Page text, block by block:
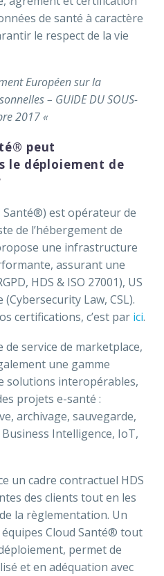
de santé à caractère
le respect de la vie
Européen sur la
– GUIDE DU SOUS-
2017 «
peut
le déploiement de
Santé®) est opérateur de
de l’hébergement de
une infrastructure
assurant une
HDS & ISO 27001), US
Law, CSL).
certifications, c’est par ici.
de service de marketplace,
une gamme
solutions interopérables,
projets e-santé :
archivage, sauvegarde,
Intelligence, IoT,
un cadre contractuel HDS
des clients tout en les
la règlementation. Un
Cloud Santé® tout
permet de
et en adéquation avec